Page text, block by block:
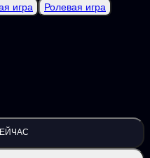
игра Ролевая игра